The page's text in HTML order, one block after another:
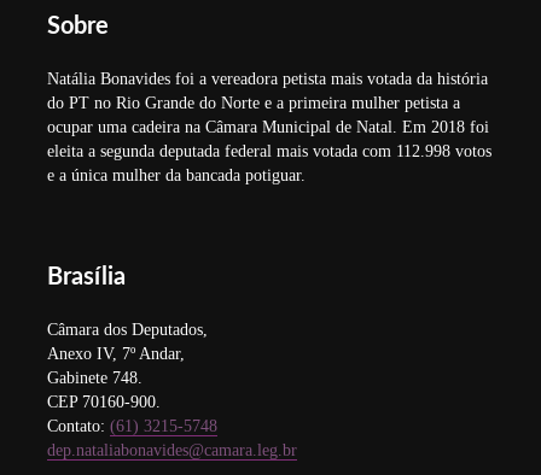
Sobre
Natália Bonavides foi a vereadora petista mais votada da história
do PT no Rio Grande do Norte e a primeira mulher petista a
ocupar uma cadeira na Câmara Municipal de Natal. Em 2018 foi
eleita a segunda deputada federal mais votada com 112.998 votos
e a única mulher da bancada potiguar.
Brasília
Câmara dos Deputados,
Anexo IV, 7º Andar,
Gabinete 748.
CEP 70160-900.
Contato: (61) 3215-5748
dep.nataliabonavides@camara.leg.br